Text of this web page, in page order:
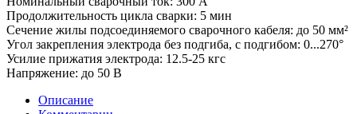
Продолжительность цикла сварки: 5 мин
Сечение жилы подсоединяемого сварочного кабеля: до 50 мм²
Угол закрепления электрода без подгиба, с подгибом: 0...270°
Усилие прижатия электрода: 12.5-25 кгс
Напряжение: до 50 В
Описание